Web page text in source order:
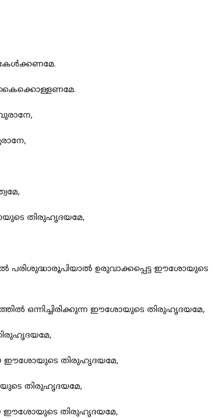
കൈക്കൊള്ളണമേ.
തിരുഹൃദയമേ,
പരിശുദ്ധാരൂപിയാല്‍ ഉരുവാക്കപ്പെട്ട ഈശോയുടെ
ഒന്നിച്ചിരിക്കുന്ന ഈശോയുടെ തിരുഹൃദയമേ,
ഈശോയുടെ തിരുഹൃദയമേ,
തിരുഹൃദയമേ,
ഈശോയുടെ തിരുഹൃദയമേ,